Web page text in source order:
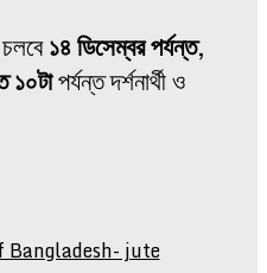
১৪ ডিসেম্বর পর্যন্ত,
১০টাপর্যন্ত দর্শনার্থী ও